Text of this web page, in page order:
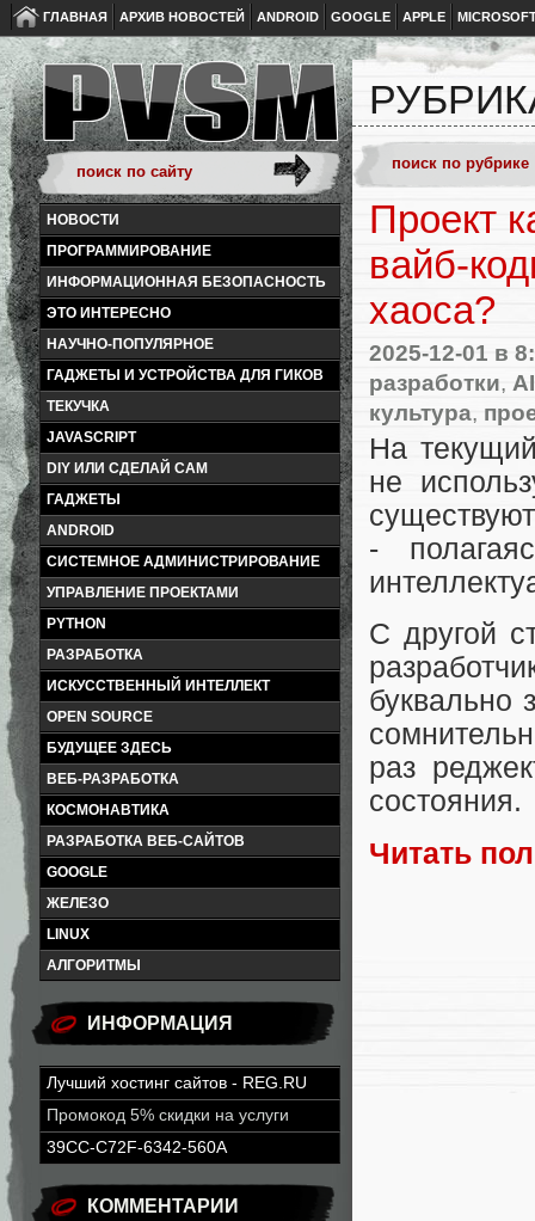
ГЛАВНАЯ АРХИВ НОВОСТЕЙ ANDROID GOOGLE APPLE
НОВОСТИ
ПРОГРАММИРОВАНИЕ
ИНФОРМАЦИОННАЯ БЕЗОПАСНОСТЬ
ЭТО ИНТЕРЕСНО
НАУЧНО-ПОПУЛЯРНОЕ
ГАДЖЕТЫ И УСТРОЙСТВА ДЛЯ ГИКОВ
ТЕКУЧКА
JAVASCRIPT
DIY ИЛИ СДЕЛАЙ САМ
ГАДЖЕТЫ
ANDROID
СИСТЕМНОЕ АДМИНИСТРИРОВАНИЕ
УПРАВЛЕНИЕ ПРОЕКТАМИ
PYTHON
РАЗРАБОТКА
ИСКУССТВЕННЫЙ ИНТЕЛЛЕКТ
OPEN SOURCE
БУДУЩЕЕ ЗДЕСЬ
ВЕБ-РАЗРАБОТКА
КОСМОНАВТИКА
РАЗРАБОТКА ВЕБ-САЙТОВ
GOOGLE
ЖЕЛЕЗО
LINUX
АЛГОРИТМЫ
ИНФОРМАЦИЯ
Лучший хостинг сайтов - REG.RU
Промокод 5% скидки на услуги
39CC-C72F-6342-560A
КОММЕНТАРИИ
Проект
вайб-
хаоса?
2025-12-01 в
разработки,
культура,
На
не
-
С другой
буквально
раз
состояния.
Читать